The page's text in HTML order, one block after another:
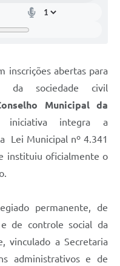
inscrições abertas para
da sociedade civil
Municipal da
integra a
Lei Municipal nº 4.341
instituiu oficialmente o
permanente, de
de controle social da
vinculado a Secretaria
administrativos e de